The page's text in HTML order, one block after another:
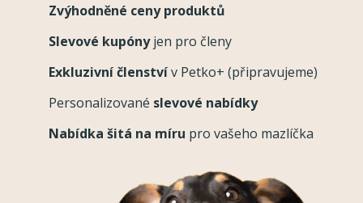
Zvýhodněné ceny produktů
Slevové kupónyjen pro členy
Exkluzivní členstvív Petko+ (připravujeme)
Personalizované slevové nabídky
Nabídka šitá na míru pro vašeho mazlíčka